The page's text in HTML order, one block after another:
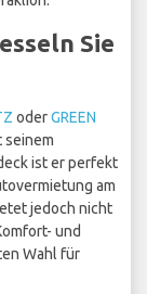
Sie
oderGREEN
seinem
ist er perfekt
am
jedoch nicht
und
Wahl für